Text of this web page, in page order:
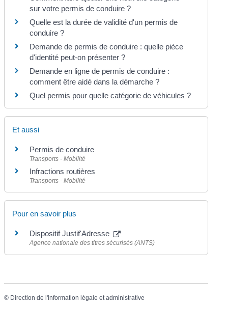
sur votre permis de conduire ?
Quelle est la durée de validité d'un permis de
conduire ?
Demande de permis de conduire : quelle pièce
d'identité peut-on présenter ?
Demande en ligne de permis de conduire :
comment être aidé dans la démarche ?
Quel permis pour quelle catégorie de véhicules ?
Et aussi
Permis de conduire
Transports - Mobilité
Infractions routières
Transports - Mobilité
Pour en savoir plus
Dispositif Justif'Adresse
Agence nationale des titres sécurisés (ANTS)
© Direction de l'information légale et administrative